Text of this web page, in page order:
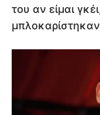
του αν είμαι